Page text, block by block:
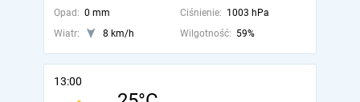
Opad: 0 mm Ciśnienie: 1003 hPa
Wiatr:
8 km/h Wilgotność: 59%
13:00